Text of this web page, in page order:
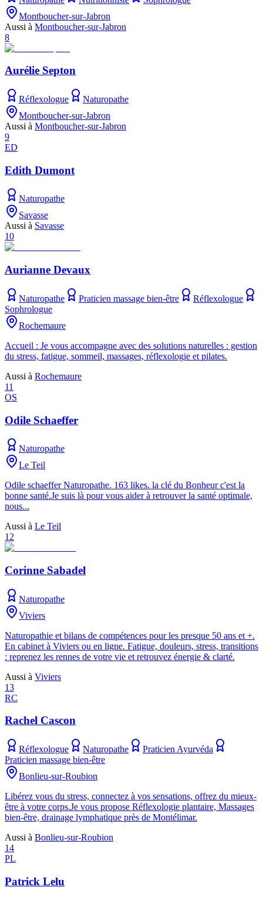
Montboucher-sur-Jabron
Aussi à Montboucher-sur-Jabron
8
Aurélie Septon
Réflexologue
Naturopathe
Montboucher-sur-Jabron
Aussi à Montboucher-sur-Jabron
9
ED
Edith Dumont
Naturopathe
Savasse
Aussi à Savasse
10
Aurianne Devaux
Naturopathe Praticien massage bien-être
Réflexologue
Sophrologue
Rochemaure
Accueil : Je vous accompagne avec des solutions naturelles : gestion
du stress, fatigue, sommeil, massages, réflexologie et pilates.
Aussi à Rochemaure
11
OS
Odile Schaeffer
Naturopathe
Le Teil
Odile schaeffer Naturopathe. 163 likes. la clé du Bonheur c'est la
bonne santé.Je suis là pour vous aider à retrouver la santé optimale,
nous...
Aussi à Le Teil
12
Corinne Sabadel
Naturopathe
Viviers
Naturopathie et bilans de compétences pour les presque 50 ans et +.
En cabinet à Viviers ou en ligne. Fatigue, douleurs, stress, transitions
: reprenez les rennes de votre vie et retrouvez énergie & clarté.
Aussi à Viviers
13
RC
Rachel Cascon
Réflexologue Naturopathe
Praticien Ayurvéda
Praticien massage bien-être
Bonlieu-sur-Roubion
Libérez vous du stress, connectez à vos sensations, offrez du mieux-
être à votre corps.Je vous propose Réflexologie plantaire, Massages
bien-être, drainage lymphatique près de Montélimar.
Aussi à Bonlieu-sur-Roubion
14
PL
Patrick Lelu